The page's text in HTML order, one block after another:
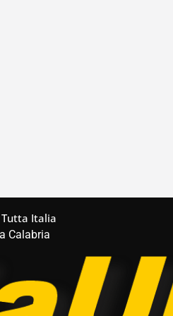
Italia
Calabria